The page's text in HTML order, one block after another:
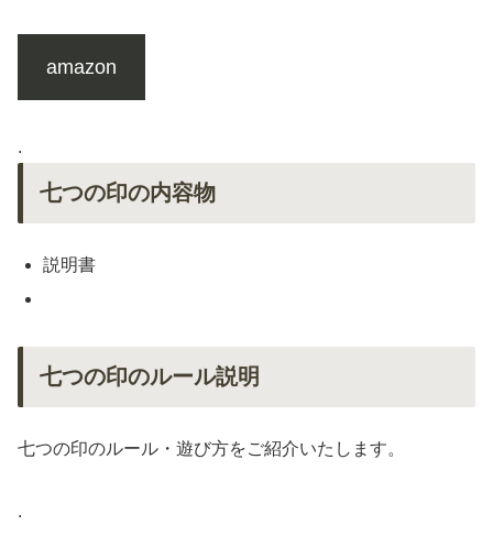
amazon
.
七つの印の内容物
説明書
七つの印のルール説明
七つの印のルール・遊び方をご紹介いたします。
.